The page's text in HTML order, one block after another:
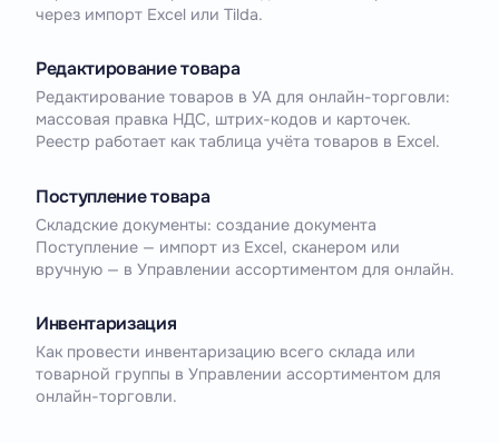
через импорт Excel или Tilda.
Редактирование товара
Редактирование товаров в УА для онлайн-торговли:
массовая правка НДС, штрих-кодов и карточек.
Реестр работает как таблица учёта товаров в Excel.
Поступление товара
Складские документы: создание документа
Поступление — импорт из Excel, сканером или
вручную — в Управлении ассортиментом для онлайн.
Инвентаризация
Как провести инвентаризацию всего склада или
товарной группы в Управлении ассортиментом для
онлайн-торговли.